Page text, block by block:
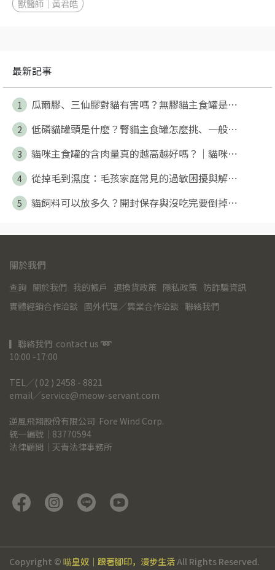
獸醫師｜黃君皓
最新記事
1 瓜爾膠、三仙膠對貓有害嗎？無膠貓主食罐是⋯
2 低磷貓罐頭是什麼？腎貓主食罐怎麼挑、一般⋯
3 貓咪主食罐的含肉量真的越高越好嗎？｜貓咪⋯
4 從掉毛到濕度：毛孩家庭常見的過敏困擾與解⋯
5 貓飼料可以放多久？開封保存與沒吃完要倒掉⋯
關於我們
查詢 關於我們 我的帳戶 退換貨政策 隱私政策 防詐騙資訊
實體經銷合作洽談 國外代理／異業合作洽談 聯絡我們
▎聯絡我們  contact us ➿
10:00 -17:00
TEL╱( 02 ) 2458 - 8821
email╱service@meow-servant.com
逆風飛翔股份有限公司  Fore Wind Corp.
統一編號｜83770594
法律顧問｜天青法律事務所
Copyright © 喵皇奴｜跟著腳印，漫步生活All Rights Reserved.